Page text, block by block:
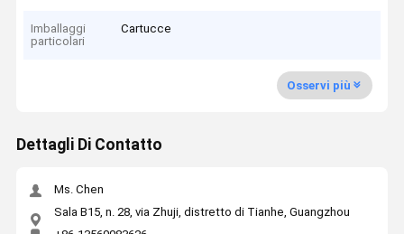
Imballaggi
particolari
Cartucce
Osservi più
Dettagli Di Contatto
Ms. Chen
Sala B15, n. 28, via Zhuji, distretto di Tianhe, Guangzhou